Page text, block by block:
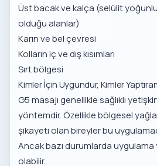
Üst bacak ve kalça (selülit
olduğu alanlar)
Karın ve bel çevresi
Kolların iç ve dış kısımları
Sırt bölgesi
Kimler İçin Uygundur, Kimler
G5 masajı genellikle sağlıklı
yöntemdir. Özellikle bölgesel
şikayeti olan bireyler bu
Ancak bazı durumlarda uygulama
olabilir.